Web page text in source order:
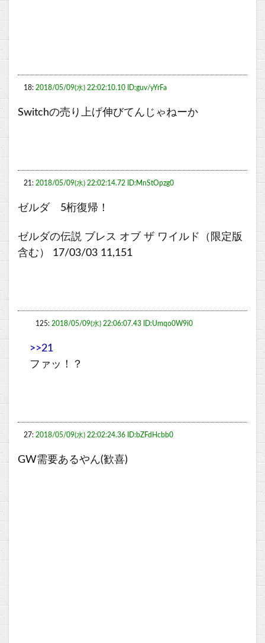
18: 2018/05/09(水) 22:02:10.10 ID:guv/yYrFa
Switchの売り上げ伸びてんじゃねーか
21: 2018/05/09(水) 22:02:14.72 ID:MnStOpzg0
ゼルダ 5桁復帰！
ゼルダの伝説 ブレス オブ ザ ワイルド（限定版
含む） 17/03/03 11,151
125: 2018/05/09(水) 22:06:07.43 ID:Umqo0W9i0
>>21
ファッ！？
27: 2018/05/09(水) 22:02:24.36 ID:bZFdHcbb0
GW需要あるやん(歓喜)